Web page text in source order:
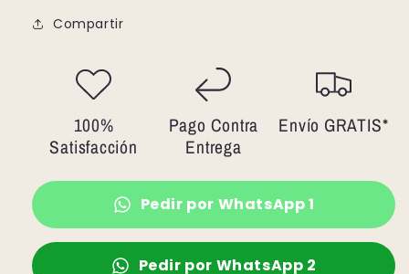
Compartir
100%
Satisfacción
Pago Contra
Entrega
Envío GRATIS*
Pedir por WhatsApp 1
Pedir por WhatsApp 2